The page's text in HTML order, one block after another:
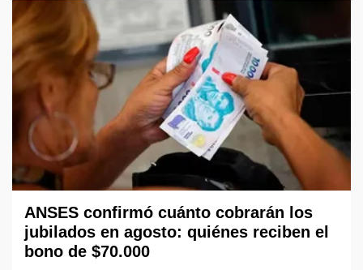
ANSES confirmó cuánto cobrarán los
jubilados en agosto: quiénes reciben el
bono de $70.000